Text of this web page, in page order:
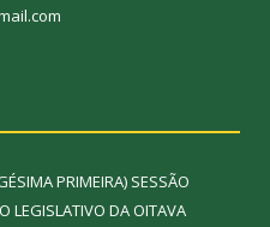
PRIMEIRA) SESSÃO
LEGISLATIVO DA OITAVA